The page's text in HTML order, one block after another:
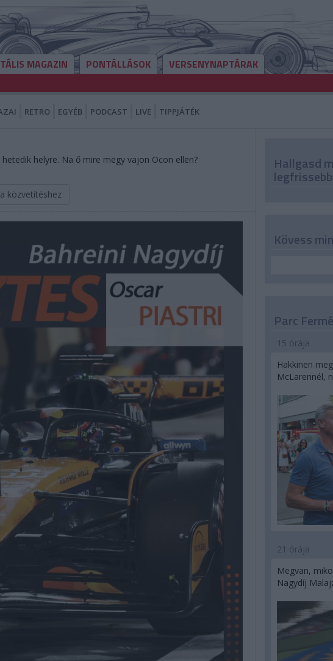
MAGAZIN PONTÁLLÁSOK VERSENYNAPTÁRAK
RETRO EGYÉB PODCAST LIVE TIPPJÁTÉK
helyre. Na ő mire megy vajon Ocon ellen?
közvetítéshez
Hallgasd
Kövess
Parc Fermé
15 órája
Hakkinen
McLarennél,
21 órája
Megvan,
Nagydíj